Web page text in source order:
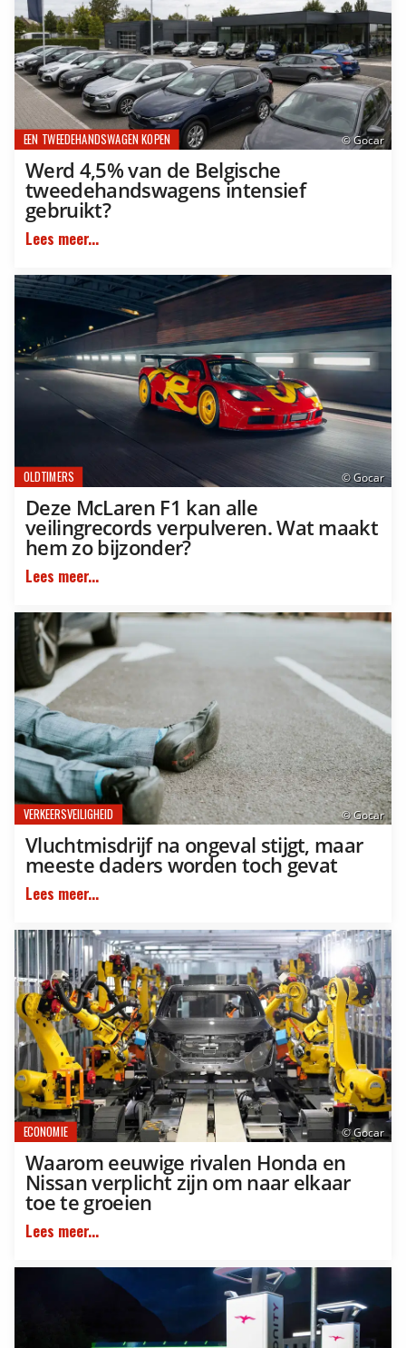
© Gocar
EEN TWEEDEHANDSWAGEN KOPEN
Werd 4,5% van de Belgische
tweedehandswagens intensief
gebruikt?
Lees meer...
© Gocar
OLDTIMERS
Deze McLaren F1 kan alle
veilingrecords verpulveren. Wat maakt
hem zo bijzonder?
Lees meer...
© Gocar
VERKEERSVEILIGHEID
Vluchtmisdrijf na ongeval stijgt, maar
meeste daders worden toch gevat
Lees meer...
© Gocar
ECONOMIE
Waarom eeuwige rivalen Honda en
Nissan verplicht zijn om naar elkaar
toe te groeien
Lees meer...